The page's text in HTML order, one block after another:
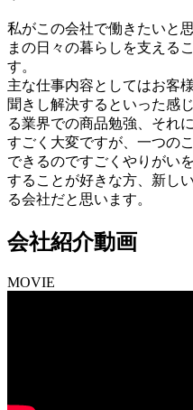
私がこの会社で働きたいと
まの日々の暮らしを支える
す。
主な仕事内容としてはお客
聞きし解決するといった感
る業界での商品勉強、それ
すごく大変ですが、一つの
できるのですごくやりがい
することが好きな方、新し
る会社だと思います。
会社紹介動画
MOVIE